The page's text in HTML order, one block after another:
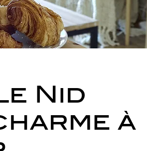
Nid
à